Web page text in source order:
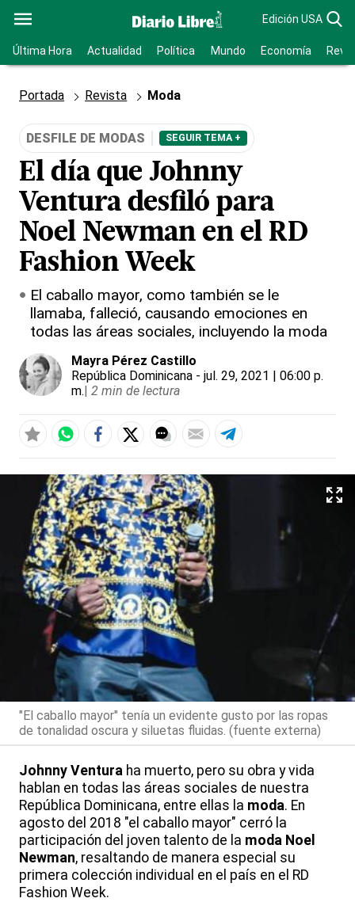
Edición USA
Última Hora Actualidad Política Mundo Economía
Portada Revista Moda
DESFILE DE MODAS SEGUIR TEMA +
El día que Johnny
Ventura desfiló para
Noel Newman en el RD
Fashion Week
El caballo mayor, como también se le
llamaba, falleció, causando emociones en
todas las áreas sociales, incluyendo la moda
Mayra Pérez Castillo
República Dominicana - jul. 29, 2021 | 06:00 p.
m.| 2 min de lectura
"El caballo mayor" tenía un evidente gusto por las ropas
de tonalidad oscura y siluetas fluidas. (fuente externa)
Johnny Ventura ha muerto, pero su obra y vida
hablan en todas las áreas sociales de nuestra
República Dominicana, entre ellas la moda. En
agosto del 2018 "el caballo mayor" cerró la
participación del joven talento de la moda Noel
Newman, resaltando de manera especial su
primera colección individual en el país en el RD
Fashion Week.